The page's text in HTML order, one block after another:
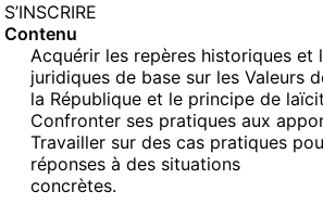
S’INSCRIRE
Contenu
Acquérir les repères historiques et
juridiques de base sur les Valeurs
la République et le principe de
Confronter ses pratiques aux
Travailler sur des cas pratiques
réponses à des situations
concrètes.